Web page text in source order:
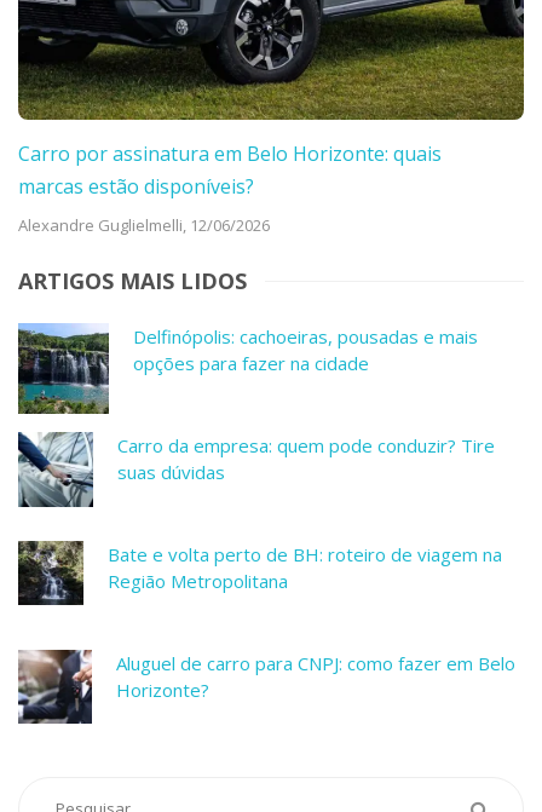
Carro por assinatura em Belo Horizonte: quais
marcas estão disponíveis?
Alexandre Guglielmelli, 12/06/2026
ARTIGOS MAIS LIDOS
Delfinópolis: cachoeiras, pousadas e mais
opções para fazer na cidade
Carro da empresa: quem pode conduzir? Tire
suas dúvidas
Bate e volta perto de BH: roteiro de viagem na
Região Metropolitana
Aluguel de carro para CNPJ: como fazer em Belo
Horizonte?